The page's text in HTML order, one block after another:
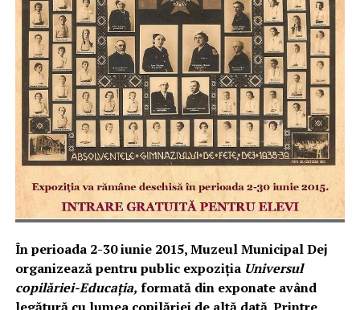
În perioada 2-30 iunie 2015, Muzeul Municipal Dej
organizează pentru public expoziția Universul
copilăriei-Educația, formată din exponate având